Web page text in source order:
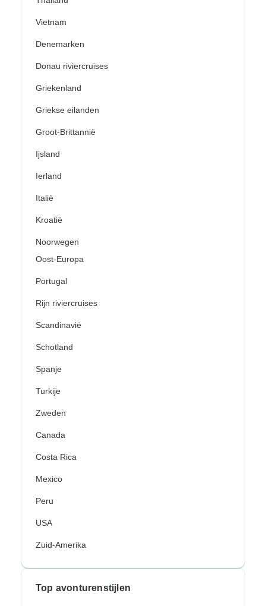
Vietnam
Denemarken
Donau riviercruises
Griekenland
Griekse eilanden
Groot-Brittannië
Ijsland
Ierland
Italië
Kroatië
Noorwegen
Oost-Europa
Portugal
Rijn riviercruises
Scandinavië
Schotland
Spanje
Turkije
Zweden
Canada
Costa Rica
Mexico
Peru
USA
Zuid-Amerika
Top avonturenstijlen